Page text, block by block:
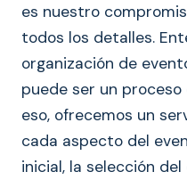
es nuestro
todos los detalles.
organización de
puede ser un
eso, ofrecemos un
cada aspecto del
inicial, la selección